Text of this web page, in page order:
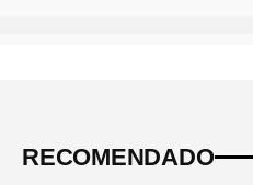
RECOMENDADO